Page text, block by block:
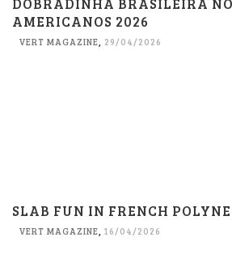
AMERICANOS 2026
VERT MAGAZINE, 29/04/2026
SLAB FUN IN FRENCH
VERT MAGAZINE, 16/04/2026